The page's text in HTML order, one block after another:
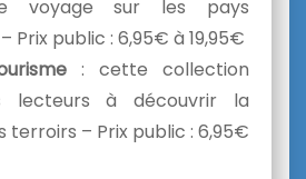
voyage sur les pays
Prix public : 6,95€ à 19,95€
: cette collection
lecteurs à découvrir la
terroirs – Prix public : 6,95€